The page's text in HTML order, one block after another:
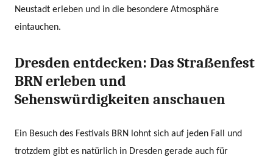
Neustadt erleben und in die besondere Atmosphäre
eintauchen.
Dresden entdecken: Das Straßenfest
BRN erleben und
Sehenswürdigkeiten anschauen
Ein Besuch des Festivals BRN lohnt sich auf jeden Fall und
trotzdem gibt es natürlich in Dresden gerade auch für